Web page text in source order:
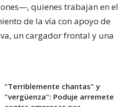
quienes trabajan en el
de la vía con apoyo de
un cargador frontal y una
"Terriblemente chantas" y
"vergüenza": Poduje arremete